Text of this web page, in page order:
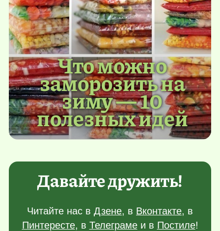
Что можно
заморозить на
зиму — 10
полезных идей
Давайте дружить!
Читайте нас в Дзене, в Вконтакте, в
Пинтересте, в Телеграмеи в Постиле!